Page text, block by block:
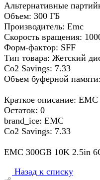
Альтернативные
Объем: 300 ГБ
Производитель: Emc
Скорость вращения:
Форм-фактор: SFF
Тип товара: Жетский
Co2 Savings: 7.33
Объем буферной
Краткое описание:
Остаток: 0
brand_ice: EMC
Co2 Savings: 7.33
EMC 300GB 10K 2.5in
Назад к списку